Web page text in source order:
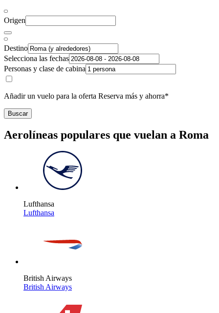
Origen
Destino
Selecciona las fechas
Personas y clase de cabina
Añadir un vuelo para la oferta Reserva más y ahorra*
Buscar
Aerolíneas populares que vuelan a Roma
Lufthansa
Lufthansa
British Airways
British Airways